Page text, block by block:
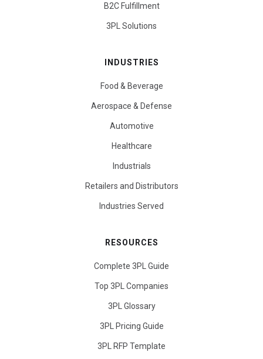
B2C Fulfillment
3PL Solutions
INDUSTRIES
Food & Beverage
Aerospace & Defense
Automotive
Healthcare
Industrials
Retailers and Distributors
Industries Served
RESOURCES
Complete 3PL Guide
Top 3PL Companies
3PL Glossary
3PL Pricing Guide
3PL RFP Template